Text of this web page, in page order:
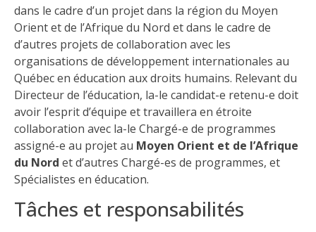
dans le cadre d’un projet dans la région du Moyen
Orient et de l’Afrique du Nord et dans le cadre de
d’autres projets de collaboration avec les
organisations de développement internationales au
Québec en éducation aux droits humains. Relevant du
Directeur de l’éducation, la-le candidat-e retenu-e doit
avoir l’esprit d’équipe et travaillera en étroite
collaboration avec la-le Chargé-e de programmes
assigné-e au projet au Moyen Orient et de l’Afrique
du Nord et d’autres Chargé-es de programmes, et
Spécialistes en éducation.
Tâches et responsabilités